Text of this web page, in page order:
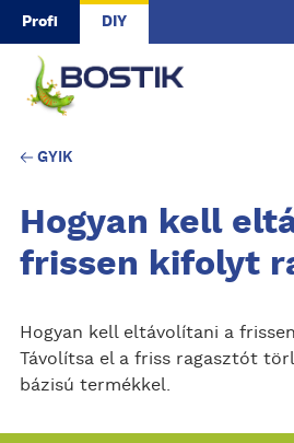
Skip to main content
Profi DIY
GYIK
Hogyan kell
frissen kifolyt
Hogyan kell eltávolítani a
Távolítsa el a friss ragasztót
bázisú termékkel.